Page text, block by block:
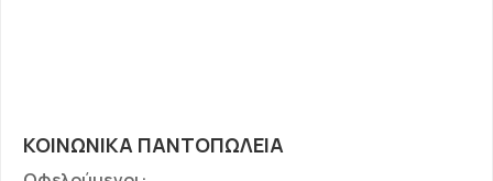
ΚΟΙΝΩΝΙΚΑ ΠΑΝΤΟΠΩΛΕΙΑ